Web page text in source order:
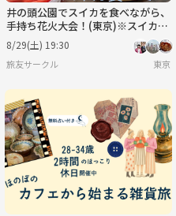
井の頭公園でスイカを食べながら、
手持ち花火大会！(東京)※スイカ食
べれない人は別の物を用意！
8/29(土) 19:30
旅友サークル 東京